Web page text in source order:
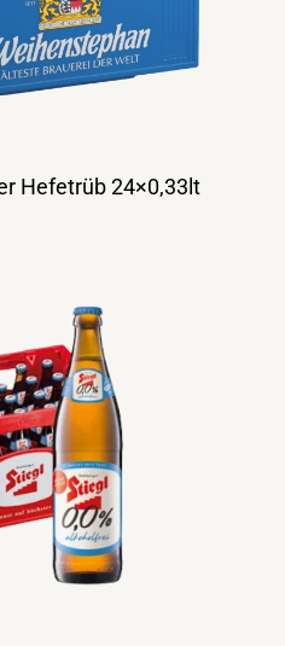
Hefetrüb 24×0,33lt